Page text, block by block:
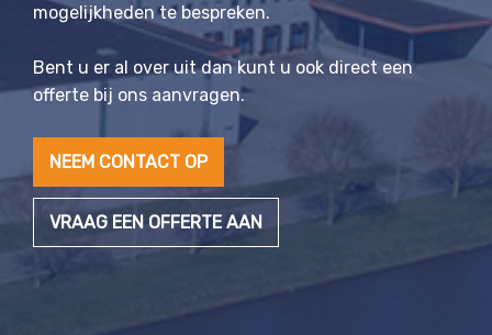
mogelijkheden te bespreken.
Bent u er al over uit dan kunt u ook direct een
offerte bij ons aanvragen.
NEEM CONTACT OP
VRAAG EEN OFFERTE AAN